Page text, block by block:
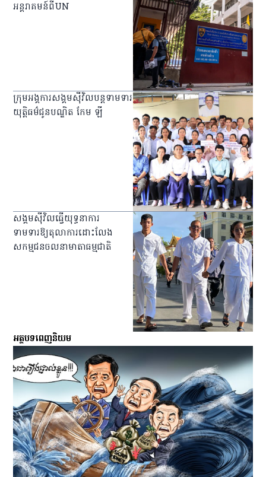
អន្តរាគមន៍ពីUN
ក្រុមអង្គការសង្គមស៊ីវិលបន្តទាមទារ
យុត្តិធម៌ជូនបណ្ឌិត កែម ឡី
សង្គមស៊ីវិលធ្វើយុទ្ធនាការ
ទាមទារឱ្យតុលាការដោះលែង
សកម្មជនចលនាមាតាធម្មជាតិ
អត្ថបទពេញនិយម